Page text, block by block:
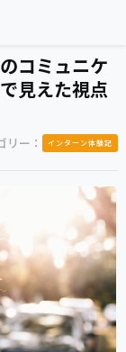
コミュニケ
見えた視点
リー： インターン体験記